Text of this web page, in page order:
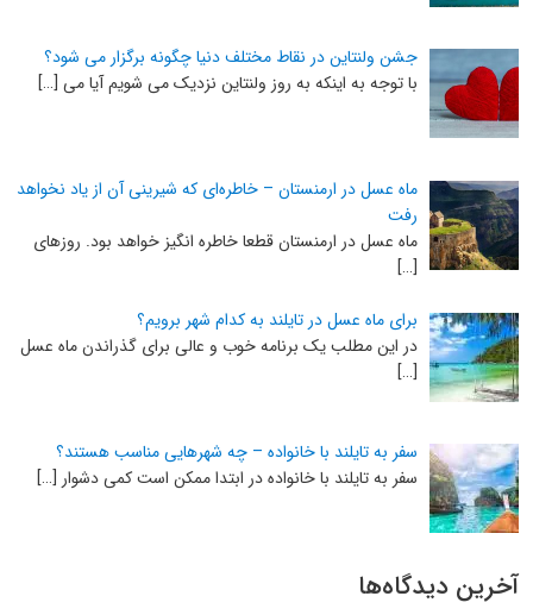
جشن ولنتاین در نقاط مختلف دنیا چگونه برگزار می شود؟
با توجه به اینکه به روز ولنتاین نزدیک می شویم آیا می […]
ماه عسل در ارمنستان – خاطره‌ای که شیرینی آن از یاد نخواهد
رفت
ماه عسل در ارمنستان قطعا خاطره انگیز خواهد بود. روزهای
[…]
برای ماه عسل در تایلند به کدام شهر برویم؟
در این مطلب یک برنامه خوب و عالی برای گذراندن ماه عسل
[…]
سفر به تایلند با خانواده – چه شهرهایی مناسب هستند؟
سفر به تایلند با خانواده در ابتدا ممکن است کمی دشوار […]
آخرین دیدگاه‌ها